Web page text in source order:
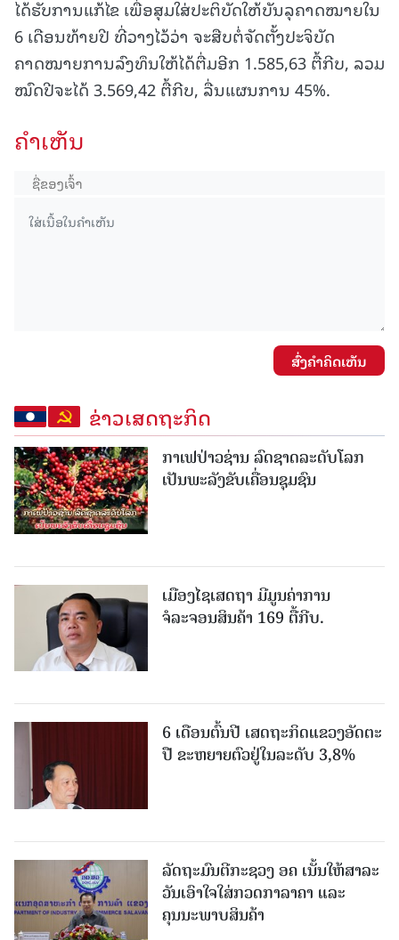
ໄດ້ຮັບການແກ້ໄຂ ເພື່ອສຸມໃສ່ປະຕິບັດໃຫ້ບັນລຸຄາດໝາຍໃນ
6 ເດືອນທ້າຍປີ ທີ່ວາງໄວ້ວ່າ ຈະສືບຕໍ່ຈັດຕັ້ງປະຈິບັດ
ຄາດໝາຍການລົງທຶນໃຫ້ໄດ້ຕື່ມອີກ 1.585,63 ຕື້ກີບ, ລວມ
ໝົດປີຈະໄດ້ 3.569,42 ຕື້ກີບ, ລື່ນແຜນການ 45%.
ຄໍາເຫັນ
ສົ່ງຄໍາຄິດເຫັນ
ຂ່າວເສດຖະກິດ
ກາເຟປ່າວຊ່ານ ລົດຊາດລະດັບໂລກ
ເປັນພະລັງຂັບເຄື່ອນຊຸມຊົນ
ເມືອງໄຊເສດຖາ ມີມູນຄ່າການ
ຈໍລະຈອນສິນຄ້າ 169 ຕື້ກີບ.
6 ເດືອນຕົ້ນປີ ເສດຖະກິດແຂວງອັດຕະ
ປື ຂະຫຍາຍຕົວຢູ່ໃນລະດັບ 3,8%
ລັດຖະມົນຕີກະຊວງ ອຄ ເນັ້ນໃຫ້ສາລະ
ວັນເອົາໃຈໃສ່ກວດກາລາຄາ ແລະ
ຄຸນນະພາບສິນຄ້າ